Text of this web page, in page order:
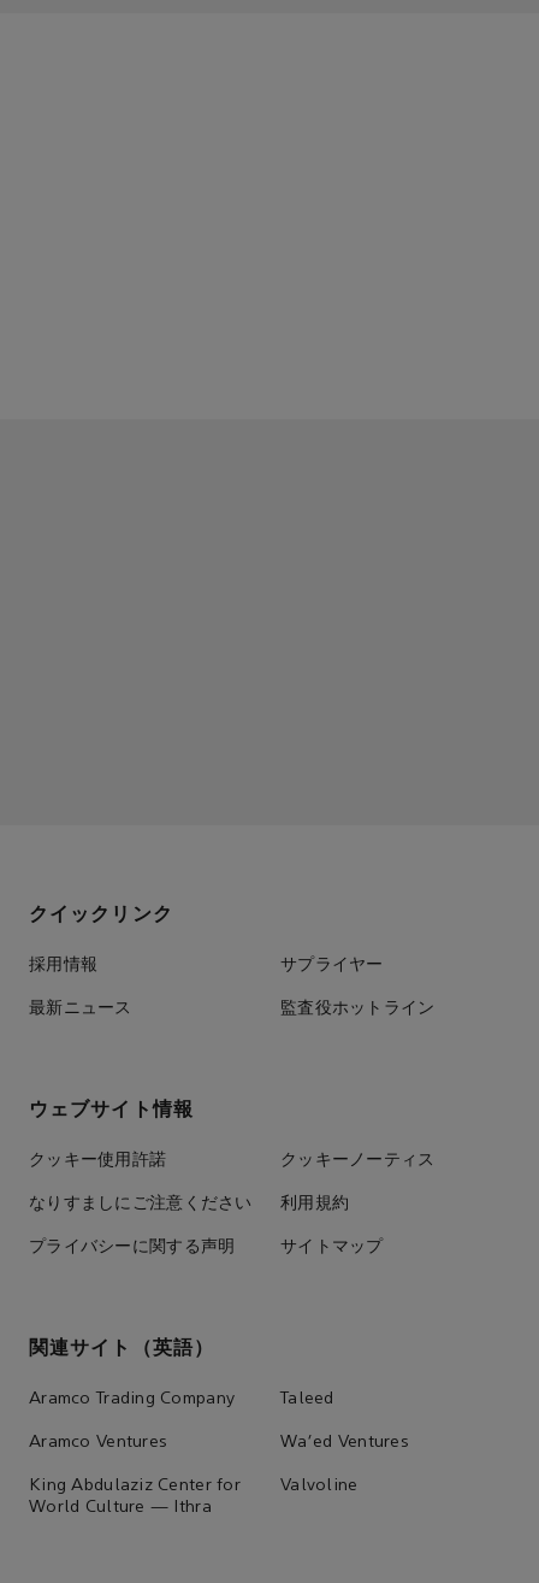
クイックリンク
採用情報 サプライヤー
最新ニュース 監査役ホットライン
ウェブサイト情報
クッキー使用許諾 クッキーノーティス
なりすましにご注意ください 利用規約
プライバシーに関する声明 サイトマップ
関連サイト（英語）
Aramco Trading Company Taleed
Aramco Ventures Wa'ed Ventures
King Abdulaziz Center for
World Culture — Ithra
Valvoline